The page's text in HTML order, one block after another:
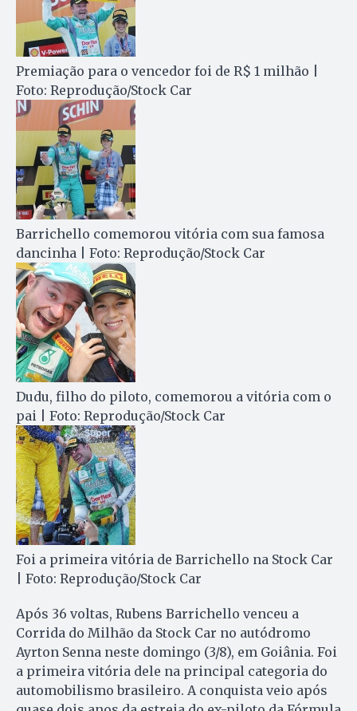
Premiação para o vencedor foi de R$ 1 milhão |
Foto: Reprodução/Stock Car
Barrichello comemorou vitória com sua famosa
dancinha | Foto: Reprodução/Stock Car
Dudu, filho do piloto, comemorou a vitória com o
pai | Foto: Reprodução/Stock Car
Foi a primeira vitória de Barrichello na Stock Car
| Foto: Reprodução/Stock Car
Após 36 voltas, Rubens Barrichello venceu a
Corrida do Milhão da Stock Car no autódromo
Ayrton Senna neste domingo (3/8), em Goiânia. Foi
a primeira vitória dele na principal categoria do
automobilismo brasileiro. A conquista veio após